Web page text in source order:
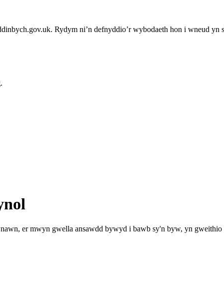
Rydym ni’n defnyddio’r wybodaeth hon i wneud
er mwyn gwella ansawdd bywyd i bawb sy'n byw, yn